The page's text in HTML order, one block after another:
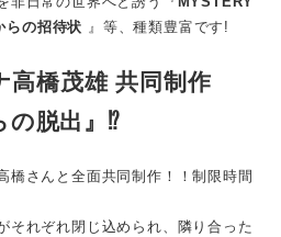
の招待状 』等、種類豊富です!
高橋茂雄 共同制作
の脱出』⁉
橋さんと全面共同制作！！制限時間
それぞれ閉じ込められ、隣り合った